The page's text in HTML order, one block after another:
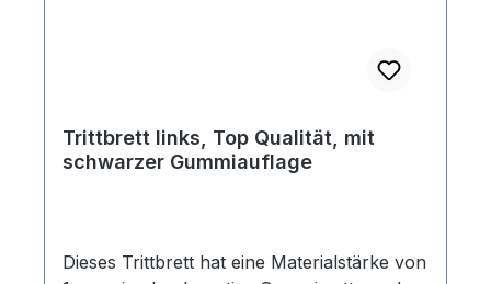
Trittbrett links, Top Qualität, mit
schwarzer Gummiauflage
Dieses Trittbrett hat eine Materialstärke von